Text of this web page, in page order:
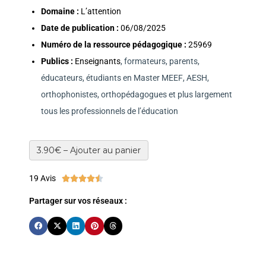
Domaine : L’attention
Date de publication : 06/08/2025
Numéro de la ressource pédagogique : 25969
Publics : Enseignants, formateurs, parents,
éducateurs, étudiants en Master MEEF, AESH,
orthophonistes, orthopédagogues et plus largement
tous les professionnels de l’éducation
3.90€ – Ajouter au panier
19 Avis 
Partager sur vos réseaux :